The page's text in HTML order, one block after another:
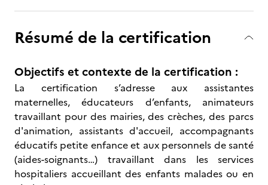
Résumé de la certification
Objectifs et contexte de la certification :
La certification s’adresse aux assistantes
maternelles, éducateurs d’enfants, animateurs
travaillant pour des mairies, des crèches, des parcs
d'animation, assistants d'accueil, accompagnants
éducatifs petite enfance et aux personnels de santé
(aides-soignants…) travaillant dans les services
hospitaliers accueillant des enfants malades ou en